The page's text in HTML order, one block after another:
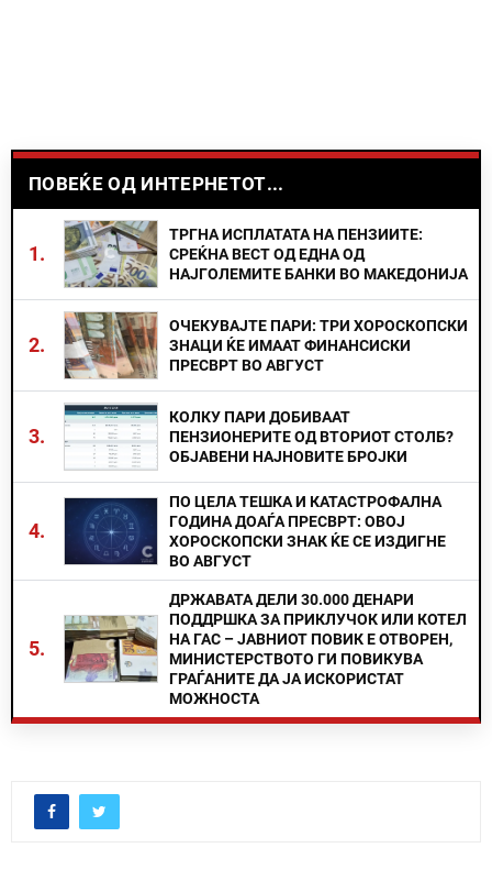
ПОВЕЌЕ ОД ИНТЕРНЕТОТ...
1.
ТРГНА ИСПЛАТАТА НА ПЕНЗИИТЕ:
СРЕЌНА ВЕСТ ОД ЕДНА ОД
НАЈГОЛЕМИТЕ БАНКИ ВО МАКЕДОНИЈА
2.
ОЧЕКУВАЈТЕ ПАРИ: ТРИ ХОРОСКОПСКИ
ЗНАЦИ ЌЕ ИМААТ ФИНАНСИСКИ
ПРЕСВРТ ВО АВГУСТ
3.
КОЛКУ ПАРИ ДОБИВААТ
ПЕНЗИОНЕРИТЕ ОД ВТОРИОТ СТОЛБ?
ОБЈАВЕНИ НАЈНОВИТЕ БРОЈКИ
4.
ПО ЦЕЛА ТЕШКА И КАТАСТРОФАЛНА
ГОДИНА ДОАЃА ПРЕСВРТ: ОВОЈ
ХОРОСКОПСКИ ЗНАК ЌЕ СЕ ИЗДИГНЕ
ВО АВГУСТ
5.
ДРЖАВАТА ДЕЛИ 30.000 ДЕНАРИ
ПОДДРШКА ЗА ПРИКЛУЧОК ИЛИ КОТЕЛ
НА ГАС – ЈАВНИОТ ПОВИК Е ОТВОРЕН,
МИНИСТЕРСТВОТО ГИ ПОВИКУВА
ГРАЃАНИТЕ ДА ЈА ИСКОРИСТАТ
МОЖНОСТА